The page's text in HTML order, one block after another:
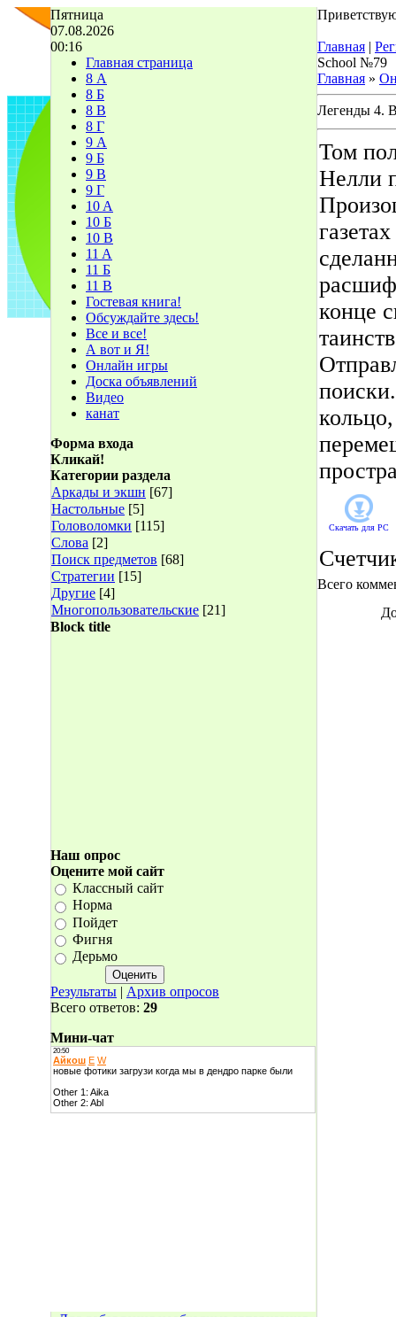
Пятница
07.08.2026
00:16
Главная страница
8 А
8 Б
8 В
8 Г
9 А
9 Б
9 В
9 Г
10 A
10 Б
10 В
11 A
11 Б
11 В
Гостевая книга!
Обсуждайте здесь!
Все и все!
А вот и Я!
Онлайн игры
Доска объявлений
Видео
канат
Форма входа
Кликай!
Категории раздела
Аркады и экшн [67]
Настольные [5]
Головоломки [115]
Слова [2]
Поиск предметов [68]
Стратегии [15]
Другие [4]
Многопользовательские [21]
Block title
Наш опрос
Оцените мой сайт
Классный сайт
Норма
Пойдет
Фигня
Дерьмо
Результаты | Архив опросов
Всего ответов: 29
Мини-чат
Главная |
School №79
Главная »
Легенды 4.
Том
Нелли
конце
Скачать для PC
Всего